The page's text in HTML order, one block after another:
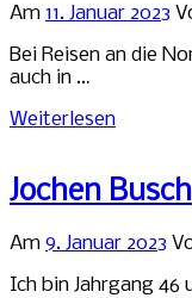
Am 11. Januar 2023
Bei Reisen an die
auch in …
Weiterlesen
Jochen Busch
Am 9. Januar 2023
Ich bin Jahrgang 46